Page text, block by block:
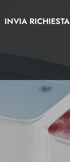
INVIA RICHIESTA